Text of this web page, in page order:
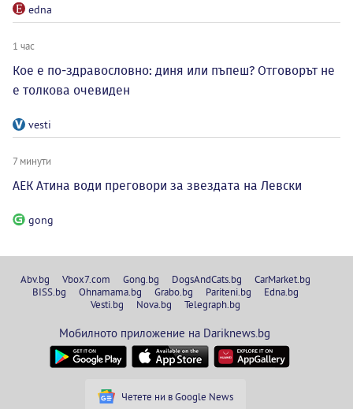
edna
1 час
Кое е по-здравословно: диня или пъпеш? Отговорът не
е толкова очевиден
vesti
7 минути
АЕК Атина води преговори за звездата на Левски
gong
Abv.bg Vbox7.com Gong.bg DogsAndCats.bg
CarMarket.bg
BISS.bg
Ohnamama.bg Grabo.bg Pariteni.bg
Edna.bg
Vesti.bg
Nova.bg Telegraph.bg
Мобилното приложение на Dariknews.bg
Четете ни в Google News